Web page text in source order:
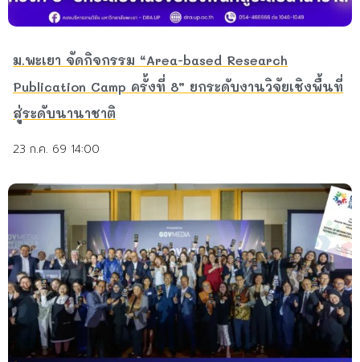
ม.พะเยา จัดกิจกรรม “Area-based Research
Publication Camp ครั้งที่ 8” ยกระดับงานวิจัยเชิงพื้นที่
สู่ระดับนานาชาติ
23 ก.ค. 69 14:00